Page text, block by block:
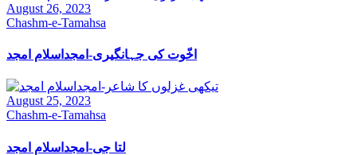
August 26, 2023
Chashm-e-Tamahsa
اخّوت کی جہانگیری-امجداسلام امجد
August 25, 2023
Chashm-e-Tamahsa
لتا جی-امجداسلام امجد